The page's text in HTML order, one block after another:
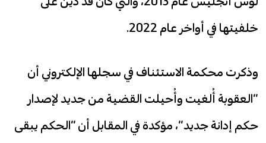
خلفيتها في أواخر عام 2022.
وذكرت محكمة الاستئناف في سجلها الإلكتروني أن
“العقوبة أُلغيت وأُحيلت القضية من جديد لإصدار
حكم إدانة جديد”، مؤكدة في المقابل أن “الحكم يبقى